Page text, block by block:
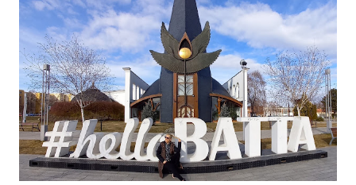
másért meg irány a Kékes, Dobogókő vagy Eplény. Sűrű
krémlevesek Van abban valami megnyugtató amikor az ember
egy tál tartalmas és forró krémlevest kanalaz. Illatos, forró
fürdők Azt hiszem ehhez nem is kell mit hozzáfűzni...
Hangulatfények mindenhol Bátran rakd velük tele te is a
lakásodat, meglátod milyen meghitt hangulatot teremtenek.
Isteni sütemények Diós, mákos, túrós, lekváro...